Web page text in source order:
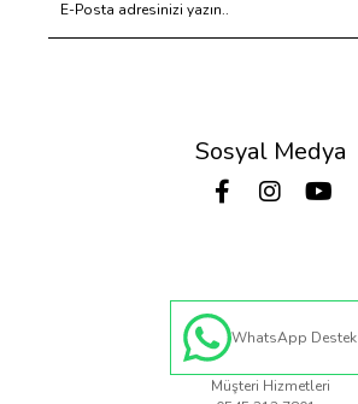
Sosyal Medya
WhatsApp Destek
Müşteri Hizmetleri